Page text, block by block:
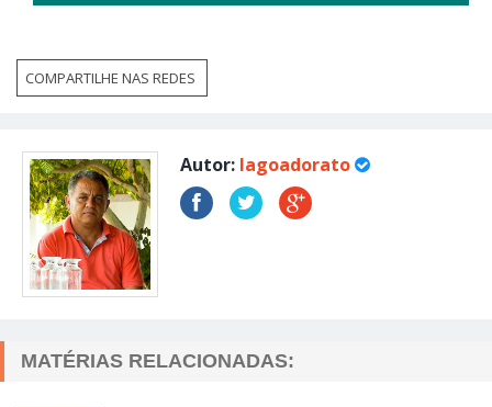
COMPARTILHE NAS REDES
Autor: lagoadorato
MATÉRIAS RELACIONADAS: